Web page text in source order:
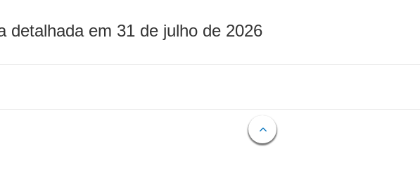
detalhada em 31 de julho de 2026